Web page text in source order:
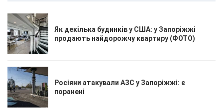
Як декілька будинків у США: у Запоріжжі
продають найдорожчу квартиру (ФОТО)
Росіяни атакували АЗС у Запоріжжі: є
поранені